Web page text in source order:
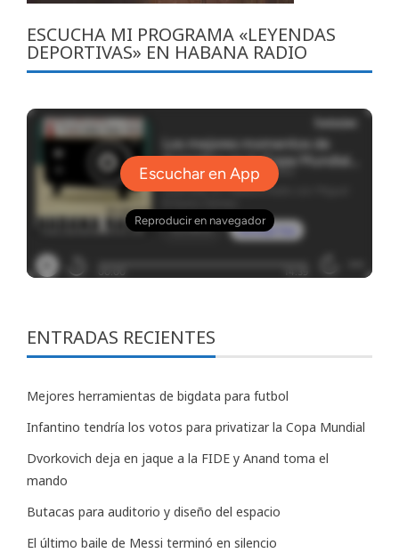
ESCUCHA MI PROGRAMA «LEYENDAS
DEPORTIVAS» EN HABANA RADIO
ENTRADAS RECIENTES
Mejores herramientas de bigdata para futbol
Infantino tendría los votos para privatizar la Copa Mundial
Dvorkovich deja en jaque a la FIDE y Anand toma el
mando
Butacas para auditorio y diseño del espacio
El último baile de Messi terminó en silencio